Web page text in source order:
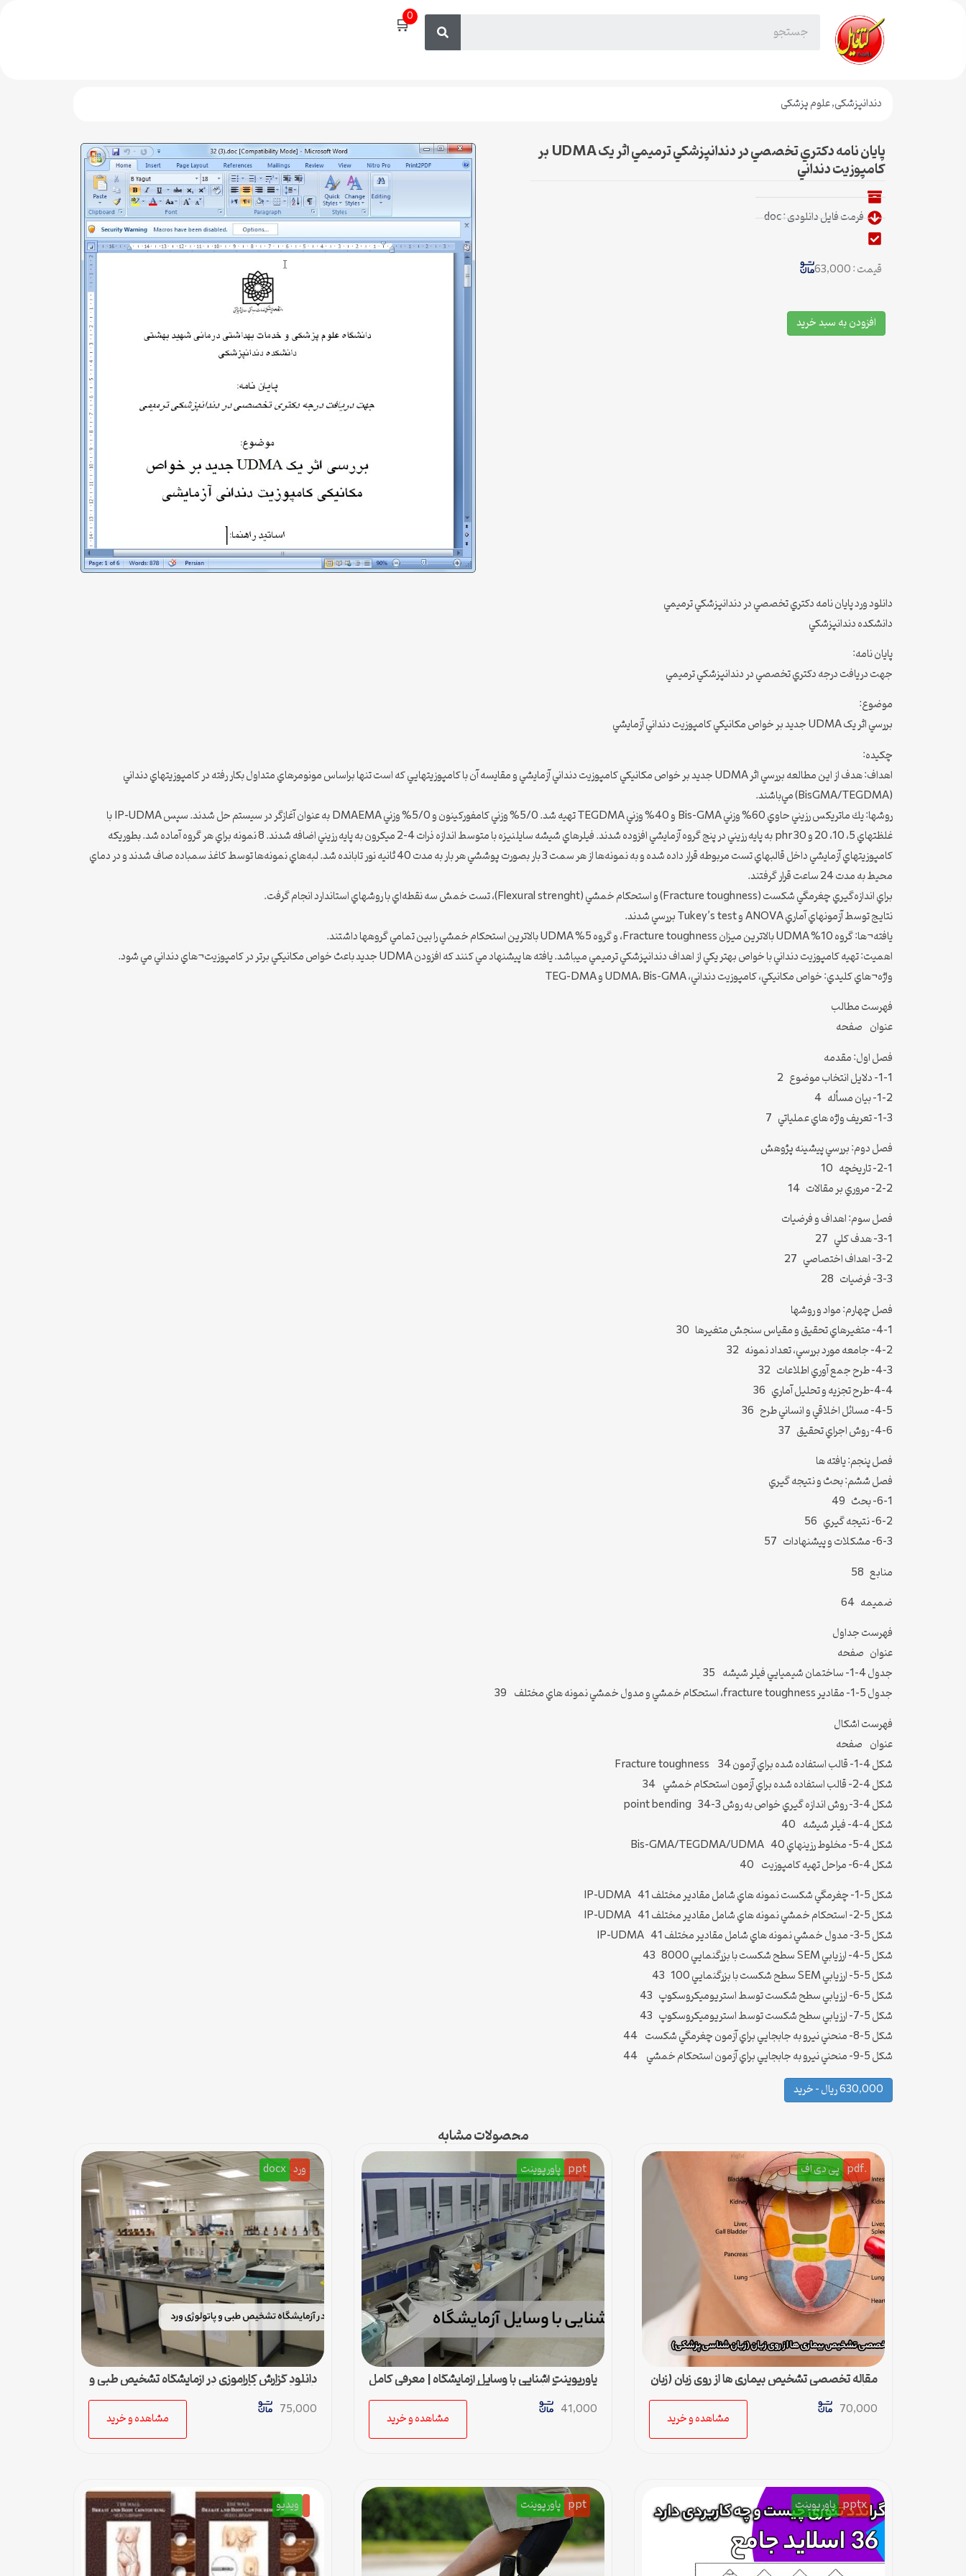
🛒0
دندانپزشکی,علوم پزشکی
پایان نامه دکتري تخصصي در دندانپزشکي ترميمي اثر يک UDMA بر
کامپوزيت دنداني
فرمت فایل دانلودی : doc
قیمت : 63,000
افزودن به سبد خرید
دانلود ورد پایان نامه دکتري تخصصي در دندانپزشکي ترميمي
دانشکده دندانپزشکي
پايان نامه:
جهت دريافت درجه دکتري تخصصي در دندانپزشکي ترميمي
موضوع:
بررسي اثر يک UDMA جديد بر خواص مکانيکي کامپوزيت دنداني آزمايشي
چكيده:
اهداف: هدف از اين مطالعه بررسي اثر UDMA جديد بر خواص مكانيكي كامپوزيت دنداني آزمايشي و مقايسه آن با كامپوزيتهايي كه است تنها براساس مونومرهاي متداول بكار رفته در كامپوزيتهاي دنداني
(BisGMA/TEGDMA) مي‌باشند.
روشها: يك ماتريكس رزيني حاوي 60% وزني Bis-GMA و 40% وزني TEGDMA تهيه شد. 5/0% وزني كامفوركينون و 5/0% وزني DMAEMA به عنوان آغازگر در سيستم حل شدند. سپس IP-UDMA با
غلظتهاي 5، 10، 20 و 30 phr به پايه رزيني در پنج گروه آزمايشي افزوده شدند. فيلرهاي شيشه سايلنيزه با متوسط اندازه ذرات 4-2 ميكرون به پايه رزيني اضافه شدند. 8 نمونه براي هر گروه آماده شد. بطوريكه
كامپوزيتهاي آزمايشي داخل قالبهاي تست مربوطه قرار داده شده و به نمونه‌ها از هر سمت 3 بار بصورت پوششي هر بار به مدت 40 ثانيه نور تابانده شد. لبه‌هاي نمونه‌ها توسط كاغذ سمباده صاف شدند و در دماي
محيط به مدت 24 ساعت قرار گرفتند.
براي اندازه‌گيري چغرمگي شكست (Fracture toughness) و استحكام خمشي (Flexural strenght)، تست خمش سه نقطه‌اي با روشهاي استاندارد انجام گرفت.
نتايج توسط آزمونهاي آماري ANOVA و Tukey’s test بررسي شدند.
يافته¬ها: گروه 10% UDMA بالاترين ميزان Fracture toughness، و گروه 5% UDMA بالاترين استحكام خمشي را بين تمامي گروهها داشتند.
اهميت: تهيه کامپوزيت دنداني با خواص بهتر يکي از اهداف دندانپزشکي ترميمي ميباشد. يافته ها پيشنهاد مي کنند که افزودن UDMA جديد باعث خواص مکانيکي برتر در کامپوزيت¬هاي دنداني مي شود.
واژه¬هاي کليدي: خواص مکانيکي، کامپوزيت دنداني، UDMA، Bis-GMA و TEG-DMA
فهرست مطالب
عنوان صفحه
فصل اول: مقدمه
1-1- دلايل انتخاب موضوع 2
1-2- بيان مسأله 4
1-3- تعريف واژه هاي عملياتي 7
فصل دوم: بررسي پيشينه پژوهش
2-1- تاريخچه 10
2-2- مروري بر مقالات 14
فصل سوم: اهداف و فرضيات
3-1- هدف كلي 27
3-2- اهداف اختصاصي 27
3-3- فرضيات 28
فصل چهارم: مواد و روشها
4-1- متغيرهاي تحقيق و مقياس سنجش متغيرها 30
4-2- جامعه مورد بررسي، تعداد نمونه 32
4-3- طرح جمع آوري اطلاعات 32
4-4-طرح تجزيه و تحليل آماري 36
4-5- مسائل اخلاقي و انساني طرح 36
4-6- روش اجراي تحقيق 37
فصل پنجم: يافته ها
فصل ششم: بحث و نتيجه گيري
6-1- بحث 49
6-2- نتيجه گيري 56
6-3- مشکلات و پيشنهادات 57
منابع 58
ضميمه 64
فهرست جداول
عنوان صفحه
جدول 4-1- ساختمان شيميايي فيلر شيشه 35
جدول 5-1- مقادير fracture toughness، استحکام خمشي و مدول خمشي نمونه هاي مختلف 39
فهرست اشکال
عنوان صفحه
شکل 4-1- قالب استفاده شده براي آزمون Fracture toughness 34
شکل 4-2- قالب استفاده شده براي آزمون استحکام خمشي 34
شکل 4-3- روش اندازه گيري خواص به روش 3-point bending 34
شکل 4-4- فيلر شيشه 40
شکل 4-5- مخلوط رزينهاي Bis-GMA/TEGDMA/UDMA 40
شکل 4-6- مراحل تهيه کامپوزيت 40
شکل 5-1- چغرمگي شکست نمونه هاي شامل مقادير مختلف IP-UDMA 41
شکل 5-2- استحکام خمشي نمونه هاي شامل مقادير مختلف IP-UDMA 41
شکل 5-3- مدول خمشي نمونه هاي شامل مقادير مختلف IP-UDMA 41
شکل 5-4- ارزيابي SEM سطح شکست با بزرگنمايي 8000 43
شکل 5-5- ارزيابي SEM سطح شکست با بزرگنمايي 100 43
شکل 5-6- ارزيابي سطح شکست توسط استريوميکروسکوپ 43
شکل 5-7- ارزيابي سطح شکست توسط استريوميکروسکوپ 43
شکل 5-8- منحني نيرو به جابجايي براي آزمون چغرمگي شکست 44
شکل 5-9- منحني نيرو به جابجايي براي آزمون استحکام خمشي 44
630,000 ریال – خرید
محصولات مشابه
.pdf پی دی اف
مقاله تخصصی تشخیص بیماری ها از روی زبان (زبان
شناسی پزشکی)
70,000
مشاهده و خرید
ppt پاورپوینت
پاورپوینت آشنایی با وسایل آزمایشگاه | معرفی کامل
تجهیزات آزمایشگاهی در 38 اسلاید
41,000
مشاهده و خرید
ورد docx
دانلود گزارش کارآموزی در آزمایشگاه تشخیص طبی و
پاتولوژی (Word) – کامل و جامع
75,000
مشاهده و خرید
pptx پاورپوینت ppt پاورپوینت ویدیو